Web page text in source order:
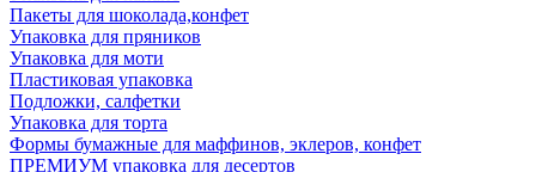
Пакеты для шоколада,конфет
Упаковка для пряников
Упаковка для моти
Пластиковая упаковка
Подложки, салфетки
Упаковка для торта
Формы бумажные для маффинов, эклеров, конфет
ПРЕМИУМ упаковка для десертов